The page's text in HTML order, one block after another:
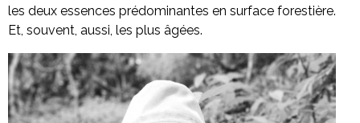
les deux essences prédominantes en surface forestière.
Et, souvent, aussi, les plus âgées.